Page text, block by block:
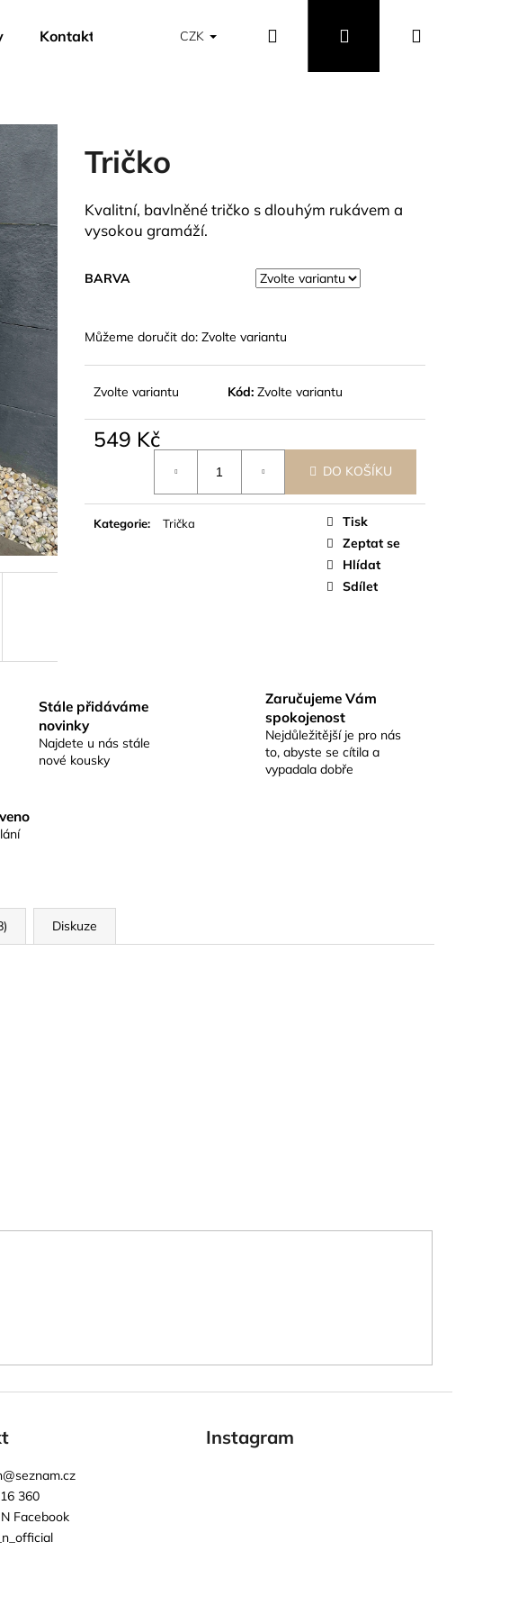
Kontakty Obchodní podmínky Vrácení a výměna zboží
CZK Hledat PřihlášeníNákupní
Tričko
Kvalitní, bavlněné tričko s dlouhým rukávem a
vysokou gramáží.
BARVA
Můžeme doručit do: Zvolte variantu
Zvolte variantu Kód: Zvolte variantu
549 Kč
DO KOŠÍKU
Kategorie: Trička
Tisk
Zeptat se
Hlídat
Sdílet
Stále přidáváme
novinky
Najdete u nás stále
nové kousky
Zaručujeme Vám
spokojenost
Nejdůležitější je pro nás
to, abyste se cítila a
vypadala dobře
Diskuze
@seznam.cz
360
Facebook
Instagram